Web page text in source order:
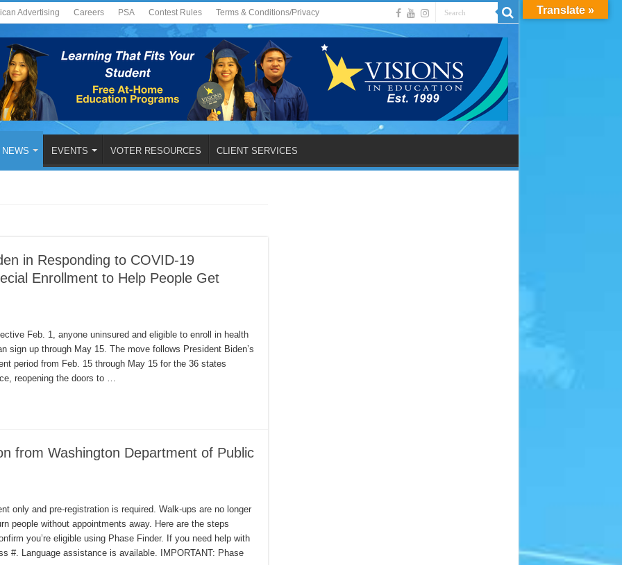
Advertising Careers PSA Contest Rules Terms & Conditions/Privacy
NEWS EVENTS VOTER RESOURCES CLIENT SERVICES
in Responding to COVID-19
Enrollment to Help People Get
Feb. 1, anyone uninsured and eligible to enroll in health
sign up through May 15. The move follows President Biden’s
period from Feb. 15 through May 15 for the 36 states
reopening the doors to …
from Washington Department of Public
only and pre-registration is required. Walk-ups are no longer
people without appointments away. Here are the steps
you’re eligible using Phase Finder. If you need help with
#. Language assistance is available. IMPORTANT: Phase
Translate »